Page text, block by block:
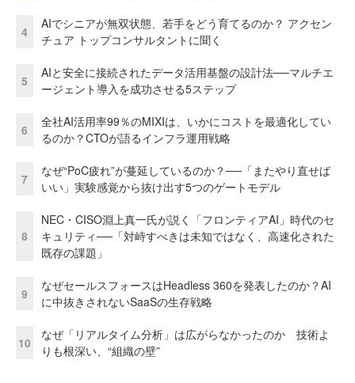
4
AIでシニアが無双状態、若手をどう育てるのか？ アクセン
チュア トップコンサルタントに聞く
5
AIと安全に接続されたデータ活用基盤の設計法──マルチエ
ージェント導入を成功させる5ステップ
6
全社AI活用率99％のMIXIは、いかにコストを最適化してい
るのか？CTOが語るインフラ運用戦略
7
なぜ“PoC疲れ”が蔓延しているのか？──「またやり直せば
いい」実験感覚から抜け出す5つのゲートモデル
8
NEC・CISO淵上真一氏が説く「フロンティアAI」時代のセ
キュリティ──「対峙すべきは未知ではなく、高速化された
既存の課題」
9
なぜセールスフォースはHeadless 360を発表したのか？AI
に中抜きされないSaaSの生存戦略
10
なぜ「リアルタイム分析」は広がらなかったのか 技術よ
りも根深い、“組織の壁”